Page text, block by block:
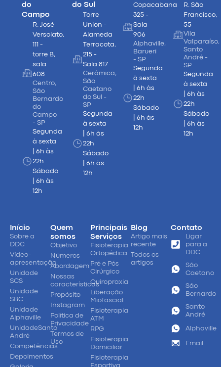
do
Campo
R. José
Versolato,
111 -
torre B,
sala
608
Centro,
São
Bernardo
do
Campo
- SP
Segunda
à sexta
| 6h às
22h
Sábado
| 6h às
12h
do Sul
Torre
Union -
Alameda
Terracota,
215 -
Sala 817
Cerâmica,
São
Caetano
do Sul -
SP
Segunda
à sexta
| 6h às
22h
Sábado
| 6h às
12h
Copacabana
325 -
Sala
906
Alphaville,
Barueri
- SP
Segunda
à sexta
| 6h às
22h
Sábado
| 6h às
12h
R. São
Francisco,
55
Vila
Valparaíso,
Santo
André -
SP
Segunda
à sexta
| 6h às
22h
Sábado
| 6h às
12h
Início
Sobre a
DDC
Vídeo-
apresentação
Unidade
SCS
Unidade
SBC
Unidade
Alphaville
UnidadeSanto
André
Competências
Depoimentos
Quem
somos
Objetivo
Números
Abordagem
Nossas
características
Propósito
Instagram
Política de
Privacidade
Termos de
Uso
Principais
Serviços
Fisioterapia
Ortopédica
Pré e Pós
Cirúrgico
Quiropraxia
Liberação
Miofascial
Fisioterapia
ATM
RPG
Fisioterapia
Domiciliar
Fisioterapia
Esportiva
Blog
Artigo mais
recente
Todos os
artigos
Contato
Ligar
para a
DDC
São
Caetano
São
Bernardo
Santo
André
Alphaville
Email